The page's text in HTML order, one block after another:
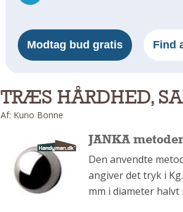
Modtag bud gratis Find
TRÆS HÅRDHED,
Af: Kuno Bonne
JANKA
Den anvendte
angiver det tryk i
mm i diameter